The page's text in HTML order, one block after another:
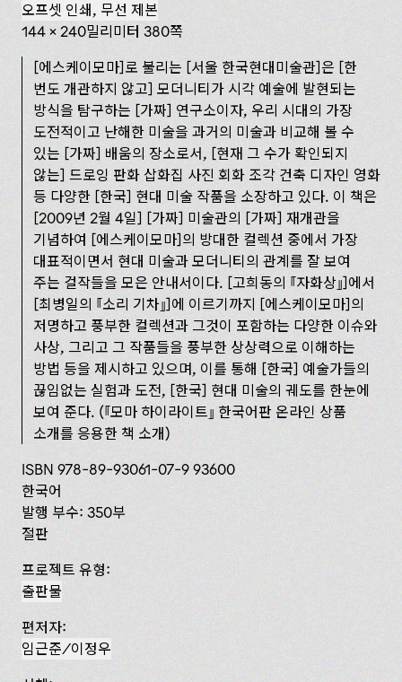
오프셋 인쇄, 무선 제본
144 x 240밀리미터 380쪽
[에스케이모마]로 불리는 [서울 한국현대미술관]은 [‌한
번도 개관하지 않고] 모더니티가 시각 예술에 발현되는
방식을 탐구하는 [가짜] 연구소이자, 우리 시대의 가장
도전적이고 난해한 미술을 과거의 미술과 비교해 볼 수
있는 [가짜] 배움의 장소로서, [현재 그 수가 확인되지
않는] 드로잉 판화 삽화집 사진 회화 조각 건축 디자인 영화
등 다양한 [‌한국] 현대 미술 작품을 소장하고 있다. 이 책은
[2009년 2월 4일] [가짜] 미술관의 [가짜] 재개관을
기념하여 [‌에스케이모마]의 방대한 컬렉션 중에서 가장
대표적이면서 현대 미술과 모더니티의 관계를 잘 보여
주는 걸작들을 모은 안내서이다. [‌고희동의
자화상 ]에서
[최병일의
소리 기차 ]에 이르기까지 [‌에스케이모마]의
저명하고 풍부한 컬렉션과 그것이 포함하는 다양한 이슈와
사상, 그리고 그 작품들을 풍부한 상상력으로 이해하는
방법 등을 제시하고 있으며, 이를 통해 [한국] 예술가들의
끊임없는 실험과 도전, [‌한국] 현대 미술의 궤도를 한눈에
보여 준다. ( 모마 하이라이트
한국어판 온라인 상품
소개를 응용한 책 소개)
ISBN 978-89-93061-07-9 93600
한국어
발행 부수: 350부
절판
프로젝트 유형:
출판물
편저자:
임근준/이정우